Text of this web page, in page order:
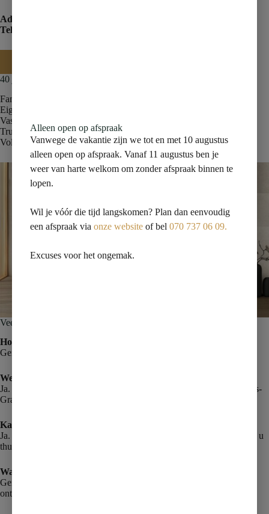
Adres
Telefoon
40 jaar vakmanschap in Westland
Familiebedrijf, 2e generatie, opgericht in Poeldijk
Eigen monteurs, geen externe onderaannemers
Vaste offerte, geen meerkosten achteraf
Trustoo 8.9 en Google 4.7/5
Volledig lokaal, showroom én montage in de eigen regio
Veelgestelde vragen
Hoe lang duurt een badkamerrenovatie in Westland?
Gemiddeld vijf tot acht werkdagen voor een volledige renovatie.
Werken jullie ook in Naaldwijk, Monster en ‘s-Gravenzande?
Ja. Wij werken door heel Westland: Poeldijk, Naaldwijk, Monster, ‘s-
Gravenzande, Wateringen, Maasdijk en Schipluiden.
Kan ik tegels én sanitair bij Van Maren kopen?
Ja. Alles in één, u kiest het in onze showroom, wij installeren het bij u
thuis.
Wat kost een badkamerrenovatie?
Gemiddeld 4.000 tot 9.000 euro voor een complete renovatie. U
ontvangt altijd een vaste offerte op maat.
Alleen open op afspraak
Vanwege de vakantie zijn we tot en met 10 augustus
alleen open op afspraak. Vanaf 11 augustus ben je
weer van harte welkom om zonder afspraak binnen te
lopen.
Wil je vóór die tijd langskomen? Plan dan eenvoudig
een afspraak viaonze website of bel070 737 06 09.
Excuses voor het ongemak.